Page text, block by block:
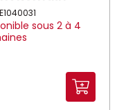
sous 2 à 4